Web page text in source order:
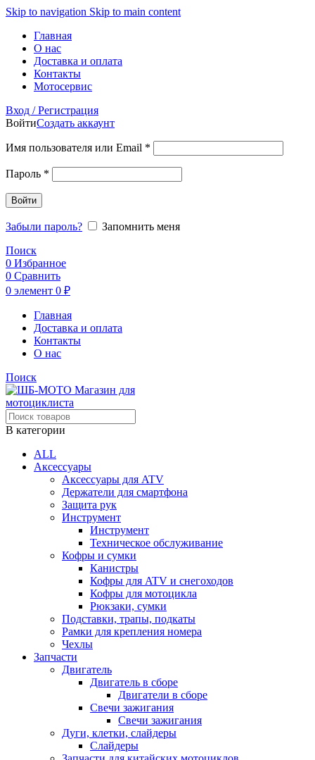
Skip to navigation Skip to main content
Главная
О нас
Доставка и оплата
Контакты
Мотосервис
Вход / Регистрация
ВойтиСоздать аккаунт
Имя пользователя или Email *
Пароль *
Войти
Забыли пароль?
Запомнить меня
Поиск
0 Избранное
0 Сравнить
0 элемент 0 ₽
Главная
Доставка и оплата
Контакты
О нас
Поиск
В категории
ALL
Аксессуары
Аксессуары для ATV
Держатели для смартфона
Защита рук
Инструмент
Инструмент
Техническое обслуживание
Кофры и сумки
Канистры
Кофры для ATV и снегоходов
Кофры для мотоцикла
Рюкзаки, сумки
Подставки, трапы, подкаты
Рамки для крепления номера
Чехлы
Запчасти
Двигатель
Двигатель в сборе
Двигатели в сборе
Свечи зажигания
Свечи зажигания
Дуги, клетки, слайдеры
Слайдеры